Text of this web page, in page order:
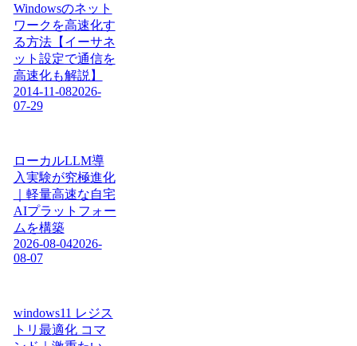
Windowsのネット
ワークを高速化す
る方法【イーサネ
ット設定で通信を
高速化も解説】
2014-11-082026-
07-29
ローカルLLM導
入実験が究極進化
｜軽量高速な自宅
AIプラットフォー
ムを構築
2026-08-042026-
08-07
windows11 レジス
トリ最適化 コマ